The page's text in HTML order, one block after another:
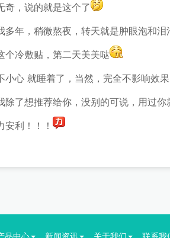
奇，说的就是这个了
年，稍微熬夜，转天就是肿眼泡和泪
个冷敷贴，第二天美美哒
小心 就睡着了，当然，完全不影响效果
除了想推荐给你，没别的可说，用过你
利！！！